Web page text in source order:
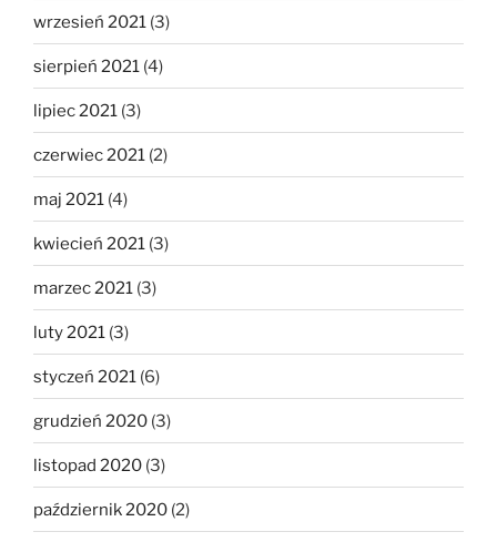
wrzesień 2021 (3)
sierpień 2021 (4)
lipiec 2021 (3)
czerwiec 2021 (2)
maj 2021 (4)
kwiecień 2021 (3)
marzec 2021 (3)
luty 2021 (3)
styczeń 2021 (6)
grudzień 2020 (3)
listopad 2020 (3)
październik 2020 (2)